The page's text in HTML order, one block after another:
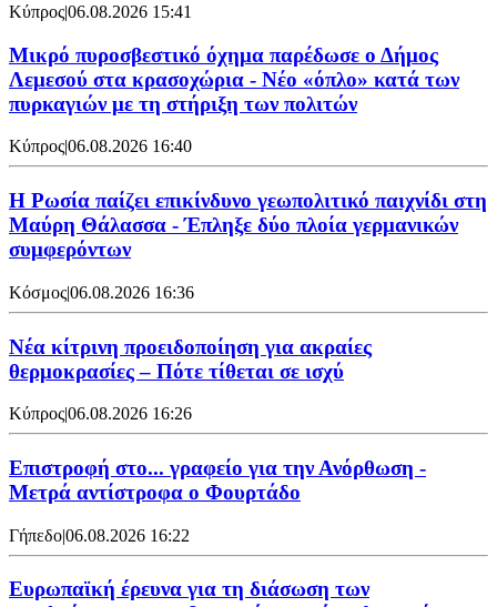
Κύπρος|06.08.2026 15:41
Μικρό πυροσβεστικό όχημα παρέδωσε ο Δήμος
Λεμεσού στα κρασοχώρια - Νέο «όπλο» κατά των
πυρκαγιών με τη στήριξη των πολιτών
Κύπρος|06.08.2026 16:40
Η Ρωσία παίζει επικίνδυνο γεωπολιτικό παιχνίδι στη
Μαύρη Θάλασσα - Έπληξε δύο πλοία γερμανικών
συμφερόντων
Κόσμος|06.08.2026 16:36
Νέα κίτρινη προειδοποίηση για ακραίες
θερμοκρασίες – Πότε τίθεται σε ισχύ
Κύπρος|06.08.2026 16:26
Επιστροφή στο... γραφείο για την Ανόρθωση -
Μετρά αντίστροφα ο Φουρτάδο
Γήπεδο|06.08.2026 16:22
Ευρωπαϊκή έρευνα για τη διάσωση των